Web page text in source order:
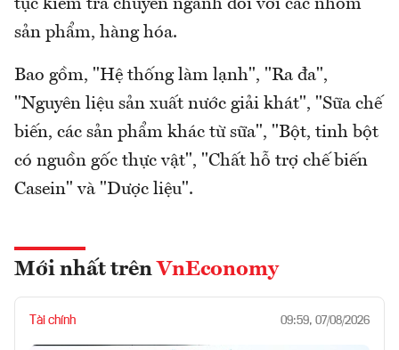
tục kiểm tra chuyên ngành đối với các nhóm
sản phẩm, hàng hóa.
Bao gồm, "Hệ thống làm lạnh", "Ra đa",
"Nguyên liệu sản xuất nước giải khát", "Sữa chế
biến, các sản phẩm khác từ sữa", "Bột, tinh bột
có nguồn gốc thực vật", "Chất hỗ trợ chế biến
Casein" và "Dược liệu".
Mới nhất trên VnEconomy
Tài chính 09:59, 07/08/2026